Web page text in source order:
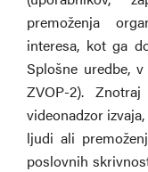
premoženja
interesa, kot ga
Splošne uredbe,
ZVOP-2).
videonadzor
ljudi ali
poslovnih